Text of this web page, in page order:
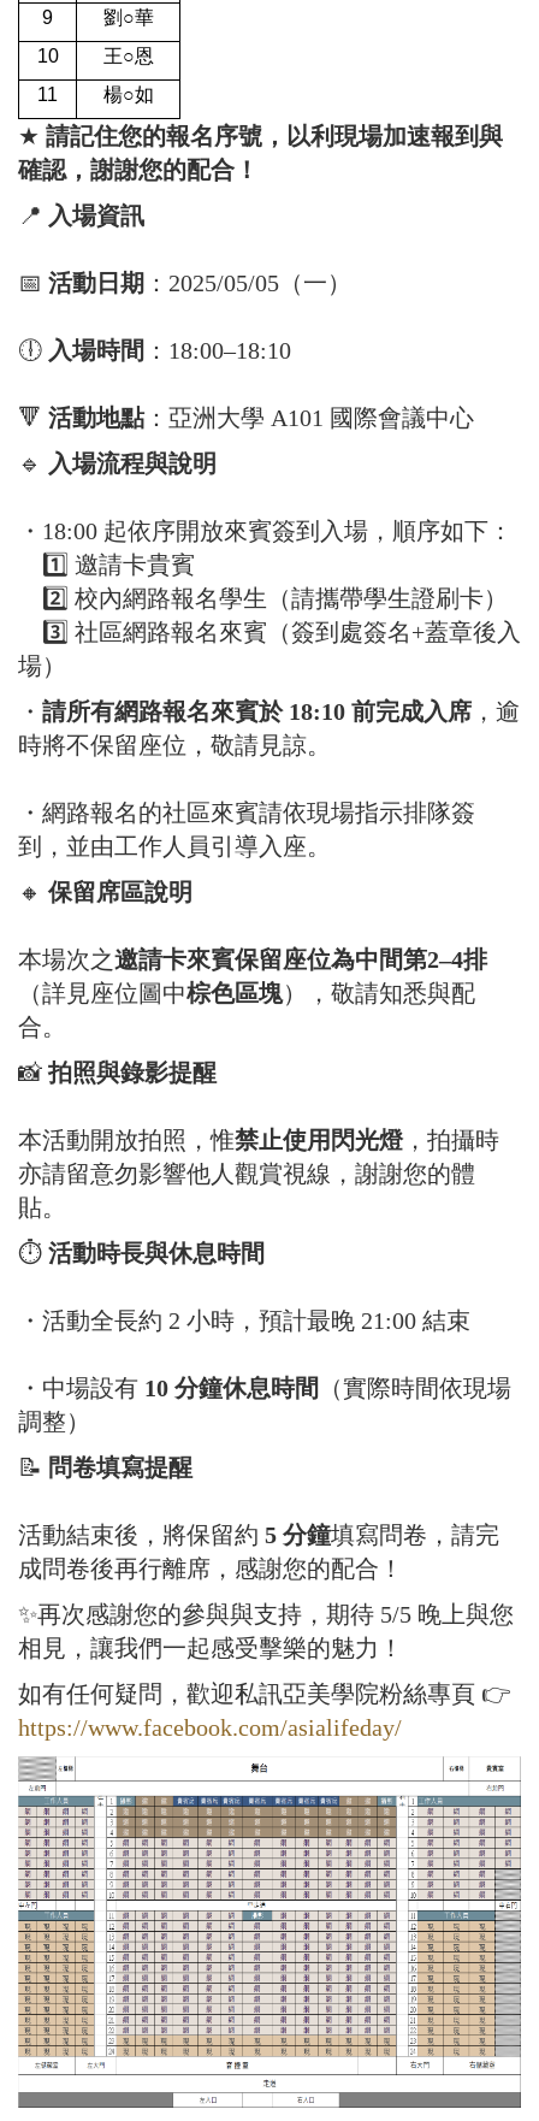
9
劉○華
10
王○恩
11
楊○如
★ 請記住您的報名序號，以利現場加速報到與
確認，謝謝您的配合！
📍 入場資訊
📅 活動日期 ：2025/05/05（一）
🕕 入場時間 ：18:00–18:10
🔻 活動地點：亞洲大學 A101 國際會議中心
🔹 入場流程與說明
・18:00 起依序開放來賓簽到入場，順序如下：
1️⃣ 邀請卡貴賓
2️⃣ 校內網路報名學生（請攜帶學生證刷卡）
3️⃣ 社區網路報名來賓（簽到處簽名+蓋章後入
場）
・ 請所有網路報名來賓於 18:10 前完成入席 ，逾
時將不保留座位，敬請見諒。
・網路報名的社區來賓請依現場指示排隊簽
到，並由工作人員引導入座。
🔸 保留席區說明
本場次之邀請卡來賓保留座位為中間第2–4排
（詳見座位圖中棕色區塊），敬請知悉與配
合。
📸 拍照與錄影提醒
本活動開放拍照，惟禁止使用閃光燈，拍攝時
亦請留意勿影響他人觀賞視線，謝謝您的體
貼。
⏱ 活動時長與休息時間
・活動全長約 2 小時，預計最晚 21:00 結束
・中場設有 10 分鐘休息時間
（實際時間依現場
調整）
📝 問卷填寫提醒
活動結束後，將保留約 5 分鐘填寫問卷，請完
成問卷後再行離席，感謝您的配合！
✨再次感謝您的參與與支持，期待 5/5 晚上與您
相見，讓我們一起感受擊樂的魅力！
如有任何疑問，歡迎私訊亞美學院粉絲專頁 👉
https://www.facebook.com/asialifeday/